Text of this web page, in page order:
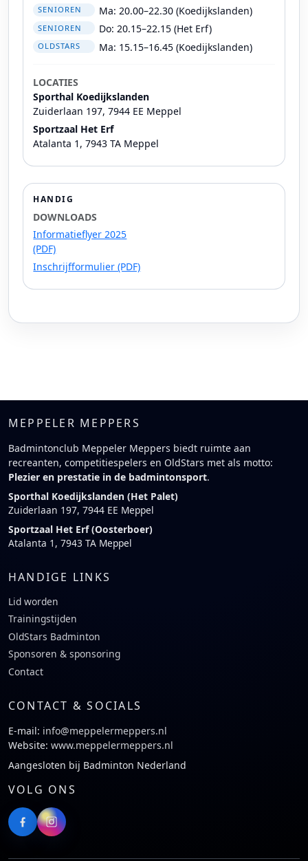
SENIOREN Ma: 20.00–22.30 (Koedijkslanden)
SENIOREN Do: 20.15–22.15 (Het Erf)
OLDSTARS Ma: 15.15–16.45 (Koedijkslanden)
LOCATIES
Sporthal Koedijkslanden
Zuiderlaan 197, 7944 EE Meppel
Sportzaal Het Erf
Atalanta 1, 7943 TA Meppel
HANDIG
DOWNLOADS
Informatieflyer 2025
(PDF)
Inschrijfformulier (PDF)
MEPPELER MEPPERS
Badmintonclub Meppeler Meppers biedt ruimte aan
recreanten, competitiespelers en OldStars met als motto:
Plezier en prestatie in de badmintonsport.
Sporthal Koedijkslanden (Het Palet)
Zuiderlaan 197, 7944 EE Meppel
Sportzaal Het Erf (Oosterboer)
Atalanta 1, 7943 TA Meppel
HANDIGE LINKS
Lid worden
Trainingstijden
OldStars Badminton
Sponsoren & sponsoring
Contact
CONTACT & SOCIALS
E-mail: info@meppelermeppers.nl
Website: www.meppelermeppers.nl
Aangesloten bij Badminton Nederland
VOLG ONS